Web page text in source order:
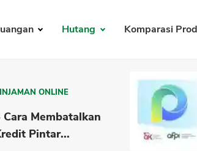
Hutang Komparasi
ONLINE
Cara Membatalkan
Pintar...